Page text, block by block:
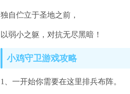
独自伫立于圣地之前，
以弱小之躯，对抗无尽黑暗！
小鸡守卫游戏攻略
1、一开始你需要在这里排兵布阵。